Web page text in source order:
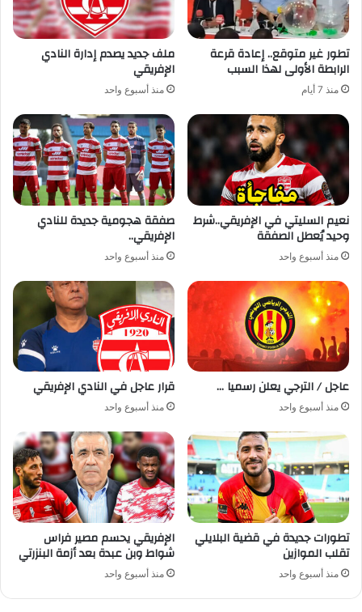
تطور غير متوقع.. إعادة قرعة
الرابطة الأولى لهذا السبب
منذ 7 أيام
ملف جديد يصدم إدارة النادي
الإفريقي
منذ أسبوع واحد
نعيم السليتي في الإفريقي..شرط
وحيد يُعطل الصفقة
منذ أسبوع واحد
صفقة هجومية جديدة للنادي
الإفريقي..
منذ أسبوع واحد
عاجل / الترجي يعلن رسميا …
منذ أسبوع واحد
قرار عاجل في النادي الإفريقي
منذ أسبوع واحد
تطورات جديدة في قضية البلايلي
تقلب الموازين
منذ أسبوع واحد
الإفريقي يحسم مصير فراس
شواط وبن عبدة بعد أزمة البنزرتي
منذ أسبوع واحد